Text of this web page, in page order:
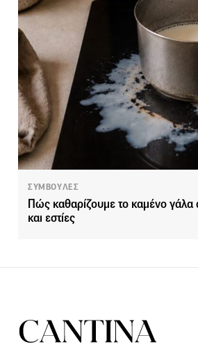
ΣΥΜΒΟΥΛΕΣ
Πώς καθαρίζουμε το καμένο γάλα
και εστίες